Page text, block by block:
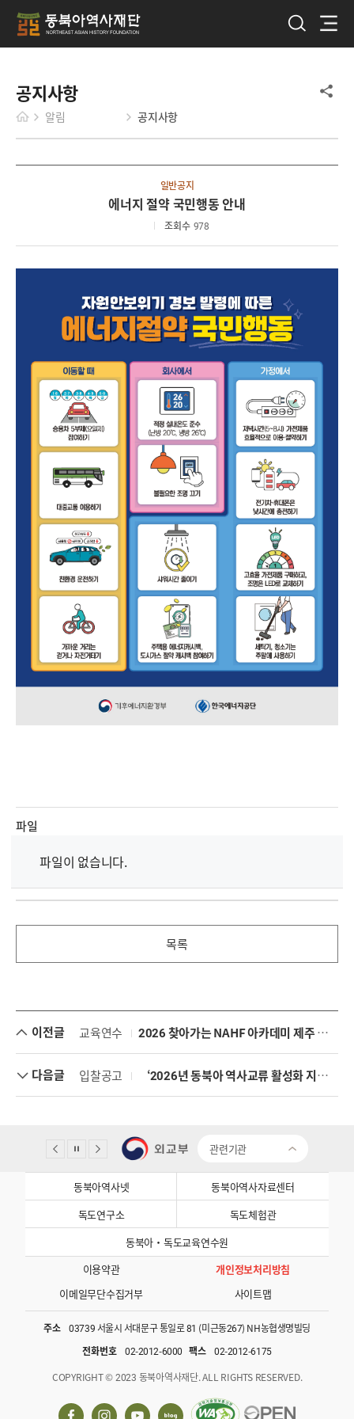
공지사항
알림 공지사항
일반공지
에너지 절약 국민행동 안내
조회수 978
파일
파일이 없습니다.
목록
이전글 교육연수 2026 찾아가는 NAHF 아카데미 제주 수강신청 안내
다음글 입찰공고 ‘2026년 동북아 역사교류 활성화 지원 사업’ 한중 해외교류활동 및 자문단 운영 위탁용역 기술평가 결과
관련기관
동북아역사넷
동북아역사자료센터
독도연구소
독도체험관
동북아·독도교육연수원
이용약관
개인정보처리방침
이메일무단수집거부
사이트맵
주소
03739 서울시 서대문구 통일로 81 (미근동267) NH농협생명빌딩
전화번호
02-2012-6000 팩스
02-2012-6175
COPYRIGHT © 2023 동북아역사재단. ALL RIGHTS RESERVED.